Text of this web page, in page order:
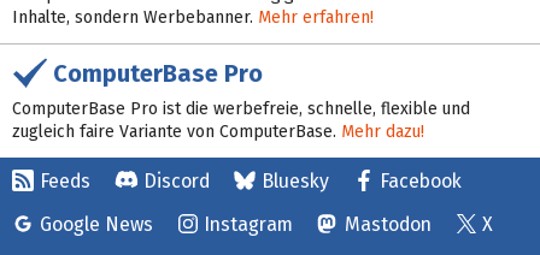
Inhalte, sondern Werbebanner. Mehr erfahren!
ComputerBase Pro
ComputerBase Pro ist die werbefreie, schnelle, flexible und
zugleich faire Variante von ComputerBase. Mehr dazu!
Feeds Discord Bluesky
Facebook
Google News
Instagram Mastodon
X